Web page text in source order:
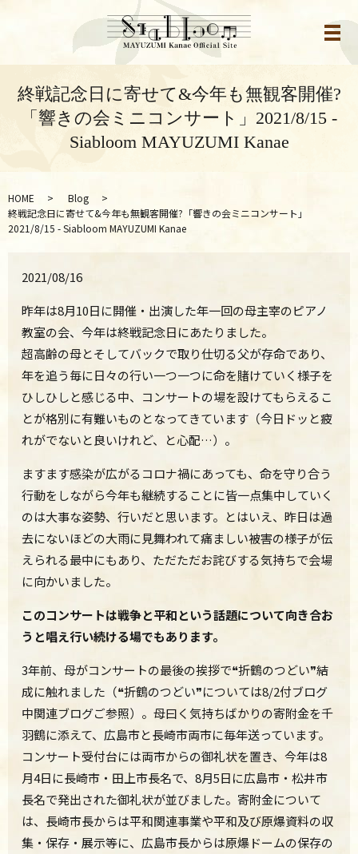
メ
終戦記念日に寄せて&今年も無観客開催?
「響きの会ミニコンサート」2021/8/15 -
Siabloom MAYUZUMI Kanae
HOME
Blog
終戦記念日に寄せて&今年も無観客開催?「響きの会ミニコンサート」
2021/8/15 - Siabloom MAYUZUMI Kanae
2021/08/16
昨年は8月10日に開催・出演した年一回の母主宰のピアノ
教室の会、今年は終戦記念日にあたりました。
超高齢の母とそしてバックで取り仕切る父が存命であり、
年を追う毎に日々の行い一つ一つに命を賭けていく様子を
ひしひしと感じる中、コンサートの場を設けてもらえるこ
とが格別に有難いものとなってきています（今日ドッと疲
れがでないと良いけれど、と心配…）。
ますます感染が広がるコロナ禍にあっても、命を守り合う
行動をしながら今年も継続することに皆一点集中していく
のは大事な姿勢、行いだと思います。とはいえ、昨日は過
去にないほどの大雨に見舞われて痛ましい被害の様子が伝
えられる最中にもあり、ただただお詫びする気持ちで会場
に向かいました。
このコンサートは戦争と平和という話題について向き合お
うと唱え行い続ける場でもあります。
3年前、母がコンサートの最後の挨拶で❝折鶴のつどい❞結
成に触れました（❝折鶴のつどい❞については8/2付ブログ
中関連ブログご参照）。母曰く気持ちばかりの寄附金を千
羽鶴に添えて、広島市と長崎市両市に毎年送っています。
コンサート受付台には両市からの御礼状を置き、今年は8
月4日に長崎市・田上市長名で、8月5日に広島市・松井市
長名で発出された御礼状が並びました。寄附金について
は、長崎市長からは平和関連事業や平和及び原爆資料の収
集・保存・展示等に、広島市長からは原爆ドームの保存の